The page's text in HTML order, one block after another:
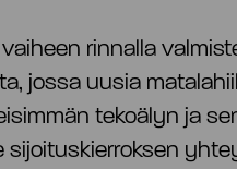
rinnalla
jossa uusia
tekoälyn ja
sijoituskierroksen